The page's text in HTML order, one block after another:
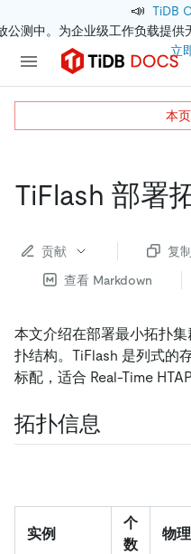
📣 TiDB
公测中。为企业级工作负载提供
立
TiFlash 部署
贡献
复
查看 Markdown
本文介绍在部署最小拓扑
扑结构。TiFlash 是列式的
标配，适合 Real-Time HTAP
拓扑信息
实例
个
数
物
本